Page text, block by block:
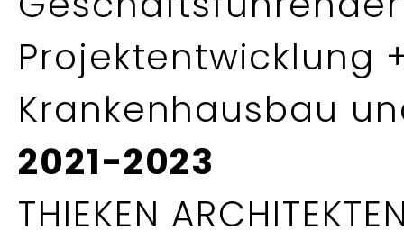
Projektentwicklung
Krankenhausbau
2021-2023
THIEKEN